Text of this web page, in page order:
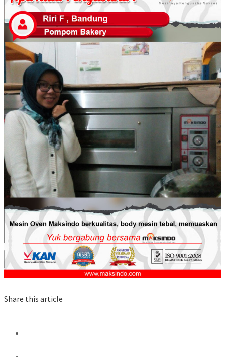
Share this article